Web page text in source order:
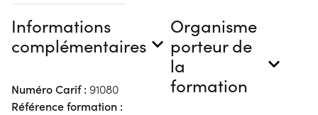
Informations
complémentaires
Numéro Carif : 91080
Référence formation :
Organisme
porteur de
la
formation